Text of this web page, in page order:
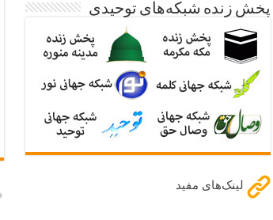
پخش زنده شبکه‌های توحیدی
لینک‌های مفید